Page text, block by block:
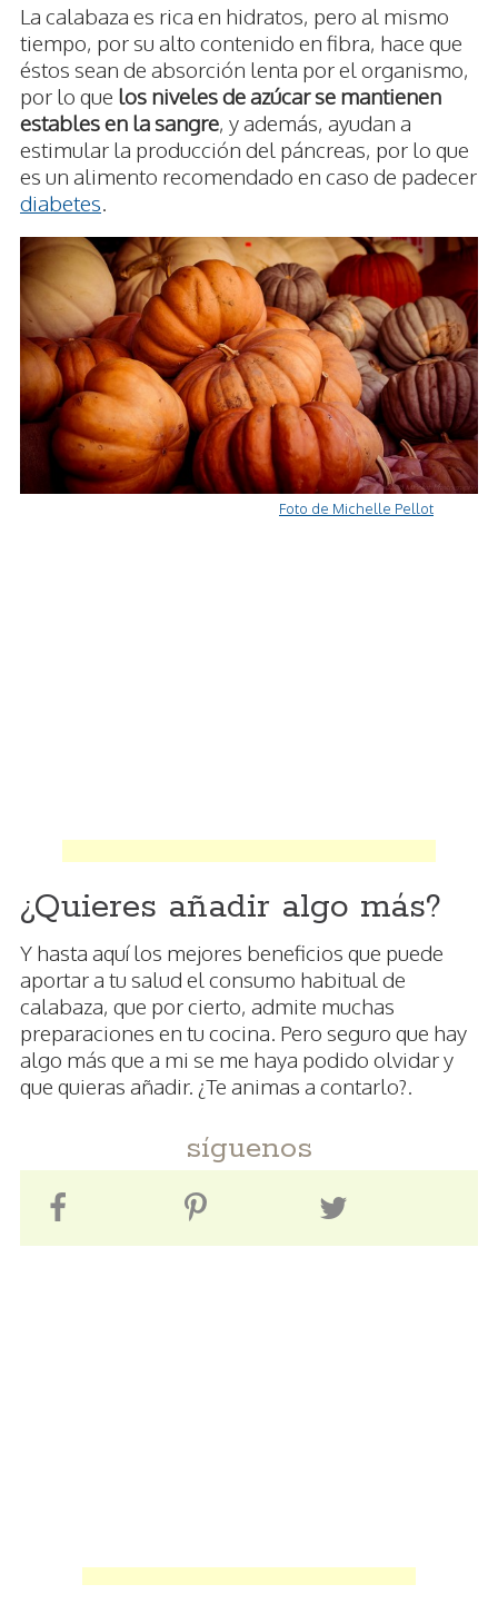
La calabaza es rica en hidratos, pero al mismo
tiempo, por su alto contenido en fibra, hace que
éstos sean de absorción lenta por el organismo,
por lo que los niveles de azúcar se mantienen
estables en la sangre, y además, ayudan a
estimular la producción del páncreas, por lo que
es un alimento recomendado en caso de padecer
diabetes
Foto de Michelle Pellot
¿Quieres añadir algo más?
Y hasta aquí los mejores beneficios que puede
aportar a tu salud el consumo habitual de
calabaza, que por cierto, admite muchas
preparaciones en tu cocina. Pero seguro que hay
algo más que a mi se me haya podido olvidar y
que quieras añadir. ¿Te animas a contarlo?.
síguenos